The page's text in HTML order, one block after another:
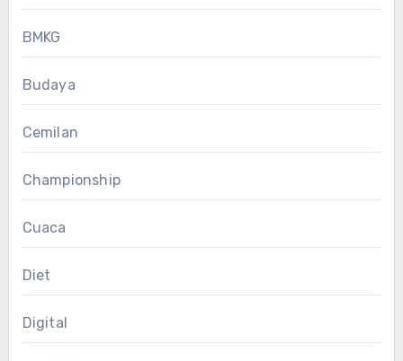
BMKG
Budaya
Cemilan
Championship
Cuaca
Diet
Digital